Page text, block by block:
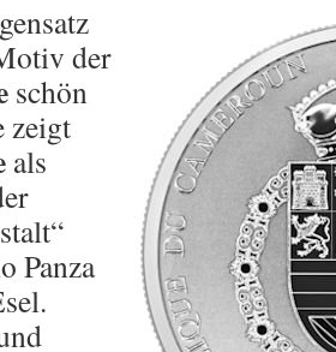
der
schön
zeigt
als
Panza